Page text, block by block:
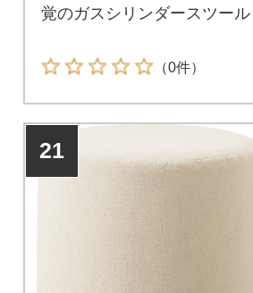
覚のガスシリンダースツール
（0件）
21